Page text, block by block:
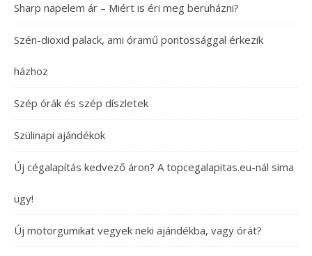
Sharp napelem ár – Miért is éri meg beruházni?
Szén-dioxid palack, ami óramű pontossággal érkezik
házhoz
Szép órák és szép díszletek
Szülinapi ajándékok
Új cégalapítás kedvező áron? A topcegalapitas.eu-nál sima
ügy!
Új motorgumikat vegyek neki ajándékba, vagy órát?